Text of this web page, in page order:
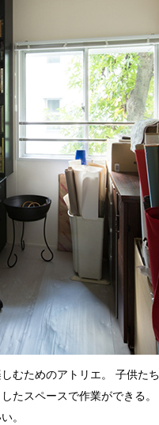
むためのアトリエ。 子供た
たスペースで作業ができる
。